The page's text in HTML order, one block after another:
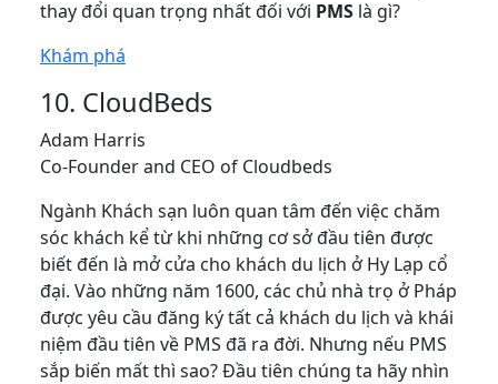
thay đổi quan trọng nhất đối với PMS là gì?
Khám phá
10. CloudBeds
Adam Harris
Co-Founder and CEO of Cloudbeds
Ngành Khách sạn luôn quan tâm đến việc chăm
sóc khách kể từ khi những cơ sở đầu tiên được
biết đến là mở cửa cho khách du lịch ở Hy Lạp cổ
đại. Vào những năm 1600, các chủ nhà trọ ở Pháp
được yêu cầu đăng ký tất cả khách du lịch và khái
niệm đầu tiên về PMS đã ra đời. Nhưng nếu PMS
sắp biến mất thì sao? Đầu tiên chúng ta hãy nhìn